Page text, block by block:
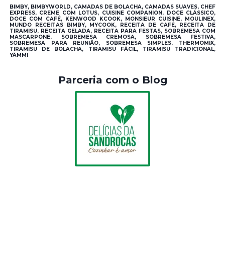
BIMBY, BIMBYWORLD, CAMADAS DE BOLACHA, CAMADAS SUAVES, CHEF
EXPRESS, CREME COM LOTUS, CUISINE COMPANION, DOCE CLÁSSICO,
DOCE COM CAFÉ, KENWOOD KCOOK, MONSIEUR CUISINE, MOULINEX,
MUNDO RECEITAS BIMBY, MYCOOK, RECEITA DE CAFÉ, RECEITA DE
TIRAMISU, RECEITA GELADA, RECEITA PARA FESTAS, SOBREMESA COM
MASCARPONE, SOBREMESA CREMOSA, SOBREMESA FESTIVA,
SOBREMESA PARA REUNIÃO, SOBREMESA SIMPLES, THERMOMIX,
TIRAMISU DE BOLACHA, TIRAMISU FÁCIL, TIRAMISU TRADICIONAL,
YÄMMI
Parceria com o Blog